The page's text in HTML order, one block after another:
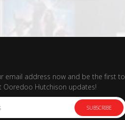
email address now and be the first to
Hutchison updates!
SUBSCRIBE